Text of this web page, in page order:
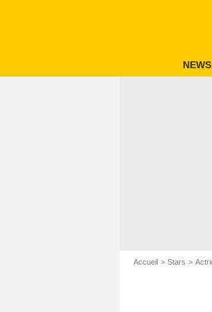
NEWS
Accueil Stars